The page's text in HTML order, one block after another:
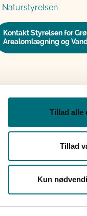
Tillad alle
Tillad
Kun
Naturstyrelsen
Kontakt Styrelsen for
Arealomlægning og
skærmdeling